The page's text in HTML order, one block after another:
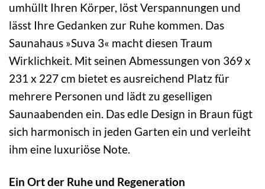
umhüllt Ihren Körper, löst Verspannungen und
lässt Ihre Gedanken zur Ruhe kommen. Das
Saunahaus »Suva 3« macht diesen Traum
Wirklichkeit. Mit seinen Abmessungen von 369 x
231 x 227 cm bietet es ausreichend Platz für
mehrere Personen und lädt zu geselligen
Saunaabenden ein. Das edle Design in Braun fügt
sich harmonisch in jeden Garten ein und verleiht
ihm eine luxuriöse Note.
Ein Ort der Ruhe und Regeneration